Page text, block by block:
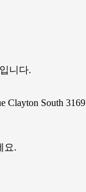
니다.
Clayton South 3169
요.